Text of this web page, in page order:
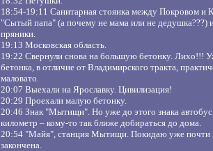
18:54-19:11 Санитарная стоянка между Покровом и
"Сытый папа" (а почему не мама или не дедушка???)
пряники.
19:13 Московская область.
19:22 Свернули снова на большую бетонку. Лихо!!!
бетонка, в отличие от Владимирского тракта,
маловато.
20:07 Выехали на Ярославку. Цивилизация!
20:29 Проехали малую бетонку.
20:46 Знак "Мытищи". Но уже до этого знака автобус
километр – кому-то так ближе добираться до дома.
20:54 "Майя", станция Мытищи. Покидаю уже почти
закончена.